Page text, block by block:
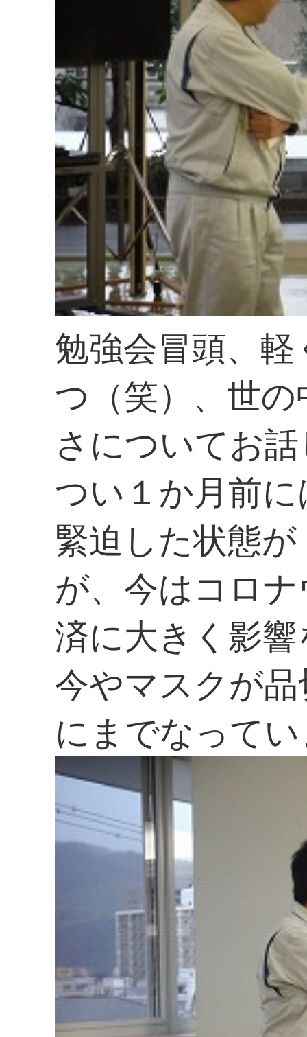
勉強会冒頭、
つ（笑）、世
さについてお
つい１か月前
緊迫した状態
が、今はコロ
済に大きく影
今やマスクが
にまでなって